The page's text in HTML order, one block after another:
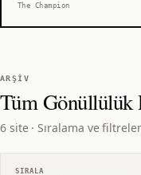
The Champion
ARŞIV
TümGönüllülük
6 site · Sıralama ve
SIRALA